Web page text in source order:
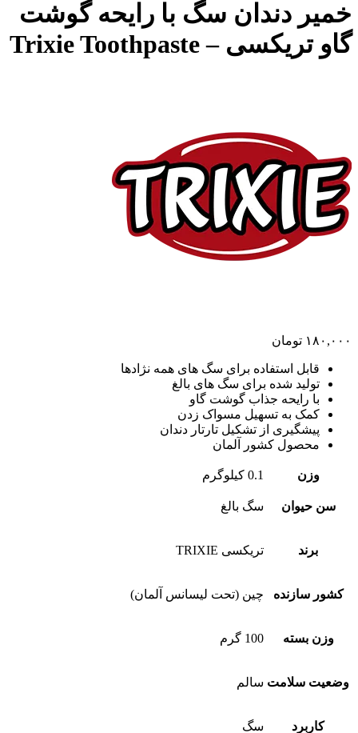
خمیر دندان سگ با رایحه گوشت
گاو تریکسی – Trixie Toothpaste
۱۸۰,۰۰۰ تومان
قابل استفاده برای سگ های همه نژادها
تولید شده برای سگ های بالغ
با رایحه جذاب گوشت گاو
کمک به تسهیل مسواک زدن
پیشگیری از تشکیل تارتار دندان
محصول کشور آلمان
وزن 0.1 کیلوگرم
سن حیوان سگ بالغ
برند تریکسی TRIXIE
کشور سازنده چین (تحت لیسانس آلمان)
وزن بسته 100 گرم
وضعیت سلامت سالم
کاربرد سگ